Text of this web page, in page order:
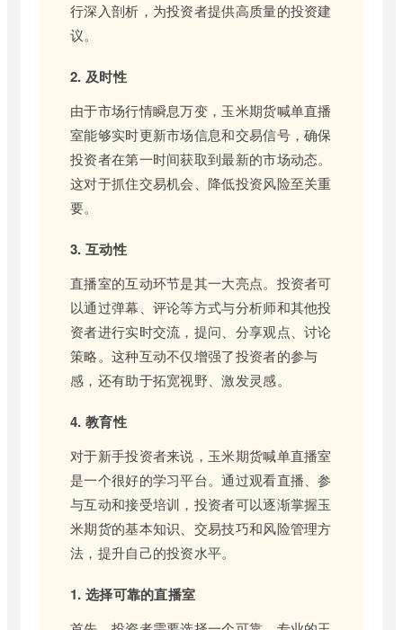
行深入剖析，为投资者提供高质量的投资建
议。
2. 及时性
由于市场行情瞬息万变，玉米期货喊单直播
室能够实时更新市场信息和交易信号，确保
投资者在第一时间获取到最新的市场动态。
这对于抓住交易机会、降低投资风险至关重
要。
3. 互动性
直播室的互动环节是其一大亮点。投资者可
以通过弹幕、评论等方式与分析师和其他投
资者进行实时交流，提问、分享观点、讨论
策略。这种互动不仅增强了投资者的参与
感，还有助于拓宽视野、激发灵感。
4. 教育性
对于新手投资者来说，玉米期货喊单直播室
是一个很好的学习平台。通过观看直播、参
与互动和接受培训，投资者可以逐渐掌握玉
米期货的基本知识、交易技巧和风险管理方
法，提升自己的投资水平。
1. 选择可靠的直播室